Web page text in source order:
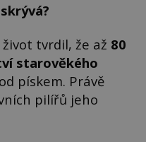
tvrdil, že až 80
starověkého
pískem. Právě
pilířů jeho